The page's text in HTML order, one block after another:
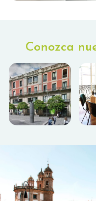
Conozca